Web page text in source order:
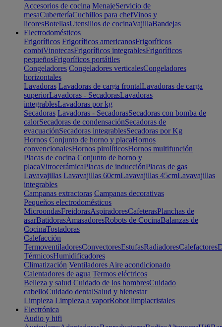
Accesorios de cocina MenajeServicio de
mesaCuberteríaCuchillos para chefVinos y
licoresBotellasUtensilios de cocinaVajillaBandejas
Electrodomésticos
Frigoríficos Frigoríficos americanosFrigoríficos
combiVinotecasFrigoríficos integrablesFrigoríficos
pequeñosFrigoríficos portátiles
Congeladores Congeladores verticalesCongeladores
horizontales
Lavadoras Lavadoras de carga frontalLavadoras de carga
superiorLavadoras - SecadorasLavadoras
integrablesLavadoras por kg
Secadoras Lavadoras - SecadorasSecadoras con bomba de
calorSecadoras de condensaciónSecadoras de
evacuaciónSecadoras integrablesSecadoras por Kg
Hornos Conjunto de horno y placaHornos
convencionalesHornos pirolíticosHornos multifunción
Placas de cocina Conjunto de horno y
placaVitrocerámicaPlacas de inducciónPlacas de gas
Lavavajillas Lavavajillas 60cmLavavajillas 45cmLavavajillas
integrables
Campanas extractoras Campanas decorativas
Pequeños electrodomésticos
MicroondasFreidorasAspiradoresCafeterasPlanchas de
asarBatidorasAmasadoresRobots de CocinaBalanzas de
CocinaTostadoras
Calefacción
TermoventiladoresConvectoresEstufasRadiadoresCalefactores
TérmicosHumidificadores
Climatización Ventiladores Aire acondicionado
Calentadores de agua Termos eléctricos
Belleza y salud Cuidado de los hombresCuidado
cabelloCuidado dentalSalud y bienestar
Limpieza Limpieza a vaporRobot limpiacristales
Electrónica
Audio y hifi